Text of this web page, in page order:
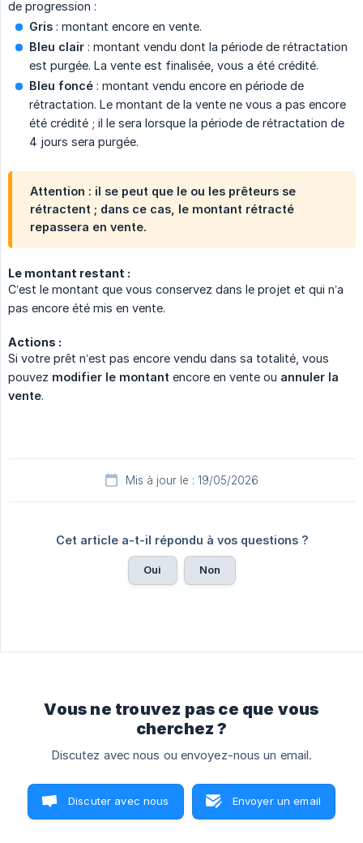
de progression :
Gris : montant encore en vente.
Bleu clair : montant vendu dont la période de rétractation
est purgée. La vente est finalisée, vous a été crédité.
Bleu foncé : montant vendu encore en période de
rétractation. Le montant de la vente ne vous a pas encore
été crédité ; il le sera lorsque la période de rétractation de
4 jours sera purgée.
Attention : il se peut que le ou les prêteurs se
rétractent ; dans ce cas, le montant rétracté
repassera en vente.
Le montant restant :
C’est le montant que vous conservez dans le projet et qui n’a
pas encore été mis en vente.
Actions :
Si votre prêt n’est pas encore vendu dans sa totalité, vous
pouvez modifier le montant encore en vente ou annuler la
vente.
Mis à jour le : 19/05/2026
Cet article a-t-il répondu à vos questions ?
Oui Non
Vous ne trouvez pas ce que vous
cherchez ?
Discutez avec nous ou envoyez-nous un email.
Discuter avec nous Envoyer un email